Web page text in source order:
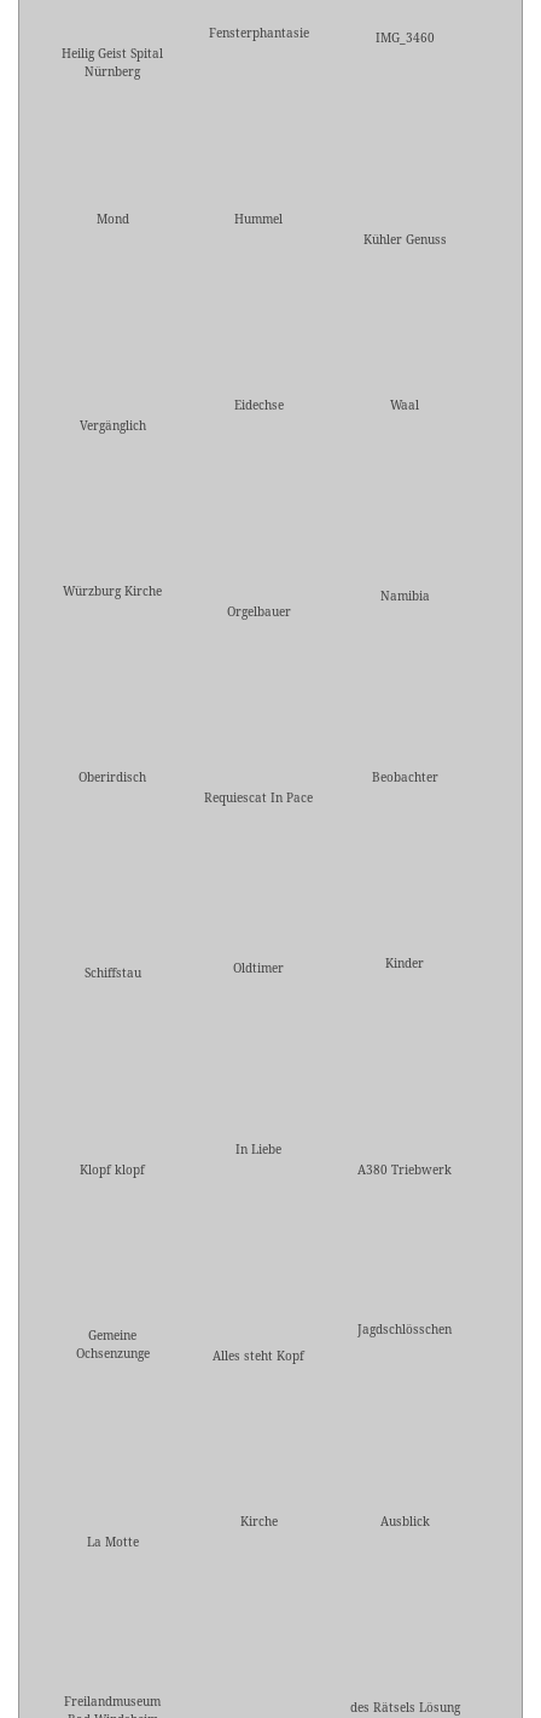
Heilig Geist Spital
Nürnberg
Fensterphantasie IMG_3460
Mond
Hummel
Kühler Genuss
Vergänglich
Eidechse Waal
Würzburg Kirche
Orgelbauer
Namibia
Oberirdisch
Requiescat In Pace
Beobachter
Schiffstau Oldtimer Kinder
Klopf klopf
In Liebe
A380 Triebwerk
Gemeine
Ochsenzunge
Alles steht Kopf
Jagdschlösschen
La Motte
Kirche Ausblick
Freilandmuseum
des Rätsels Lösung